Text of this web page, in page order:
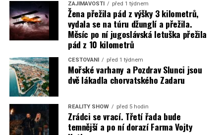
ZAJÍMAVOSTI před 1 týdnem
Žena přežila pád z výšky 3 kilometrů,
vydala se na túru džunglí a přežila.
Měsíc po ní jugoslávská letuška přežila
pád z 10 kilometrů
CESTOVÁNÍ před 1 týdnem
Mořské varhany a Pozdrav Slunci jsou
dvě lákadla chorvatského Zadaru
REALITY SHOW před 5 hodin
Zrádci se vrací. Třetí řada bude
temnější a po ní dorazí Farma Vojty